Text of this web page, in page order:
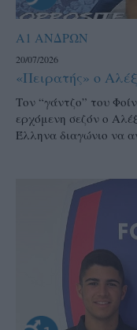
Α1 ΑΝΔΡΩΝ
20/07/2026
«Πειρατής» ο
Τον “γάντζο” του
ερχόμενη σεζόν ο
Έλληνα διαγώνιο να